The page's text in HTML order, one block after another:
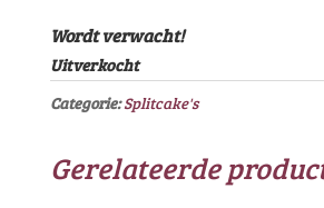
Wordt verwacht!
Uitverkocht
Categorie:Splitcake's
Gerelateerde